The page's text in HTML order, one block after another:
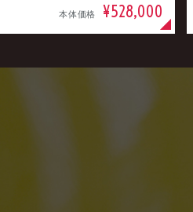
本体価格 ¥528,000